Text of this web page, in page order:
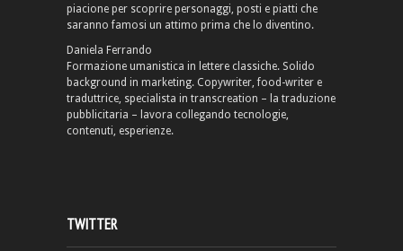
piacione per scoprire personaggi, posti e piatti che
saranno famosi un attimo prima che lo diventino.
Daniela Ferrando
Formazione umanistica in lettere classiche. Solido
background in marketing. Copywriter, food-writer e
traduttrice, specialista in transcreation – la traduzione
pubblicitaria – lavora collegando tecnologie,
contenuti, esperienze.
TWITTER